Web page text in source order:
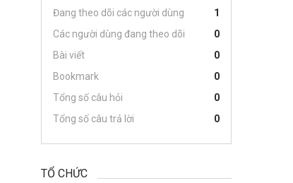
Đang theo dõi các người dùng
1
Các người dùng đang theo dõi
0
Bài viết
0
Bookmark
0
Tổng số câu hỏi
0
Tổng số câu trả lời
0
TỔ CHỨC